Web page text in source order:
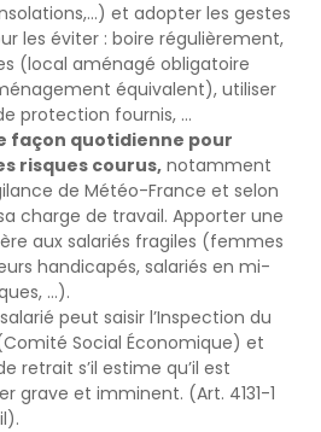
et adopter les gestes
les éviter : boire régulièrement,
(local aménagé obligatoire
équivalent), utiliser
protection fournis, …
façon quotidienne pour
risques courus, notamment
de Météo-France et selon
charge de travail. Apporter une
aux salariés fragiles (femmes
handicapés, salariés en mi-
…).
peut saisir l’Inspection du
Social Économique) et
retrait s’il estime qu’il est
grave et imminent. (Art. 4131-1